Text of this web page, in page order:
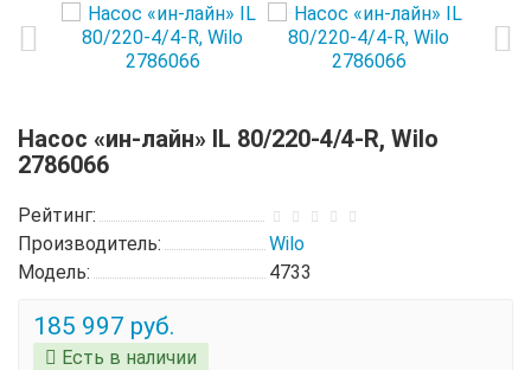
Насос «ин-лайн» IL 80/220-4/4-R, Wilo
2786066
Рейтинг:
Производитель:
Wilo
Модель:
4733
185 997 руб.
Есть в наличии